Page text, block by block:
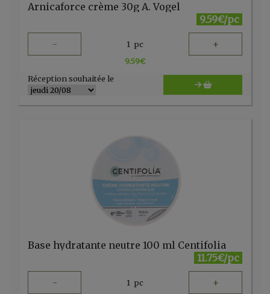
Arnicaforce crème 30g A. Vogel
9.59€/pc
- 1 pc +
9.59€
Réception souhaitée le
Base hydratante neutre 100 ml Centifolia
11.75€/pc
- 1 pc +